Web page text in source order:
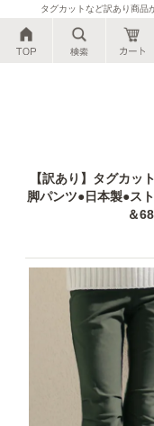
タグカットなど訳あり商品
【訳あり】タグカッ
脚パンツ●日本製●ス
＆